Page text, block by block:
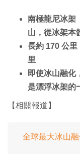
南極龍尼冰架
山，從冰架本
長約 170 公
里
即使冰山融化
是漂浮冰架的
【相關報道】
全球最大冰山